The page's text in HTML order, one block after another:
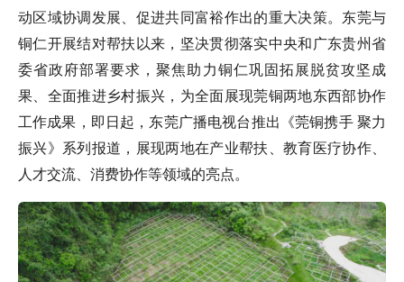
动区域协调发展、促进共同富裕作出的重大决策。东莞与
铜仁开展结对帮扶以来，坚决贯彻落实中央和广东贵州省
委省政府部署要求，聚焦助力铜仁巩固拓展脱贫攻坚成
果、全面推进乡村振兴，为全面展现莞铜两地东西部协作
工作成果，即日起， 东莞广播电视台推出《莞铜携手 聚力
振兴》系列报道，展现两地在产业帮扶、教育医疗协作、
人才交流、消费协作等领域的亮点。